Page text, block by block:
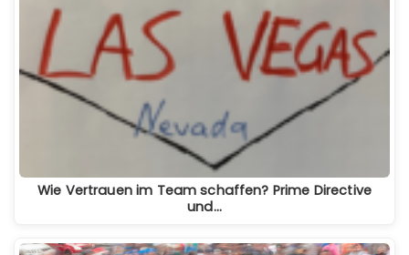
Wie Vertrauen im Team schaffen? Prime Directive
und…